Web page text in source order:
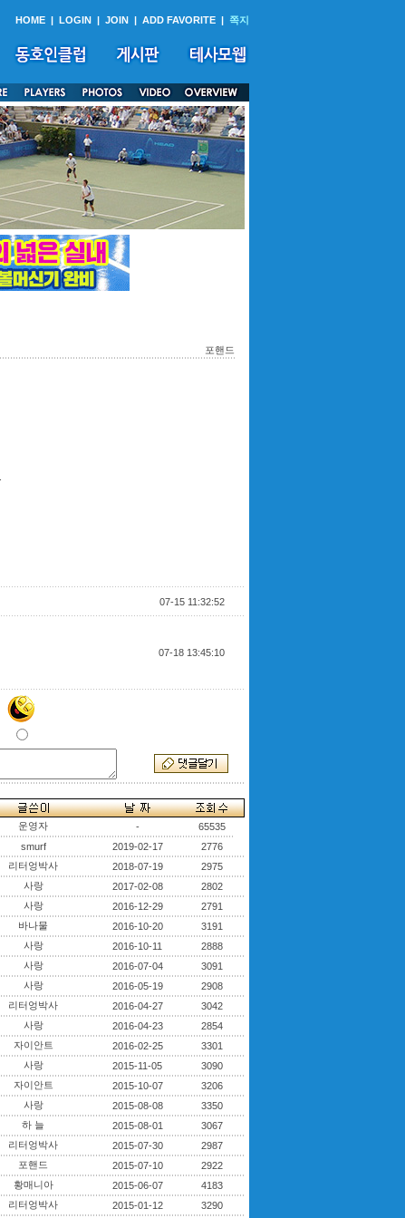
HOME | LOGIN | JOIN | ADD FAVORITE | 쪽지
포핸드
07-15 11:32:52
07-18 13:45:10
운영자 -
65535
smurf 2019-02-17
2776
리터엉박사 2018-07-19
2975
사랑 2017-02-08
2802
사랑 2016-12-29
2791
바나물 2016-10-20
3191
사랑 2016-10-11
2888
사랑 2016-07-04
3091
사랑 2016-05-19
2908
리터엉박사 2016-04-27
3042
사랑 2016-04-23
2854
자이안트 2016-02-25
3301
사랑 2015-11-05
3090
자이안트 2015-10-07
3206
사랑 2015-08-08
3350
하 늘 2015-08-01
3067
리터엉박사 2015-07-30
2987
포핸드 2015-07-10
2922
황매니아 2015-06-07
4183
리터엉박사 2015-01-12 3290